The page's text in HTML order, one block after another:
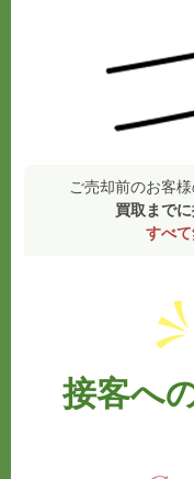
ご売却前のお客
買取まで
すべ
接客へ